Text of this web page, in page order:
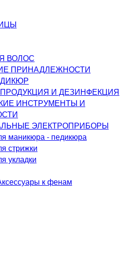
ВОЛОС
ПРИНАДЛЕЖНОСТИ
И ДЕЗИНФЕКЦИЯ
ИНСТРУМЕНТЫ И
ЭЛЕКТРОПРИБОРЫ
маникюра - педикюра
стрижки
укладки
к фенам